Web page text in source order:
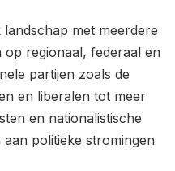
met meerdere
op regionaal, federaal en
partijen zoals de
en liberalen tot meer
en nationalistische
politieke stromingen